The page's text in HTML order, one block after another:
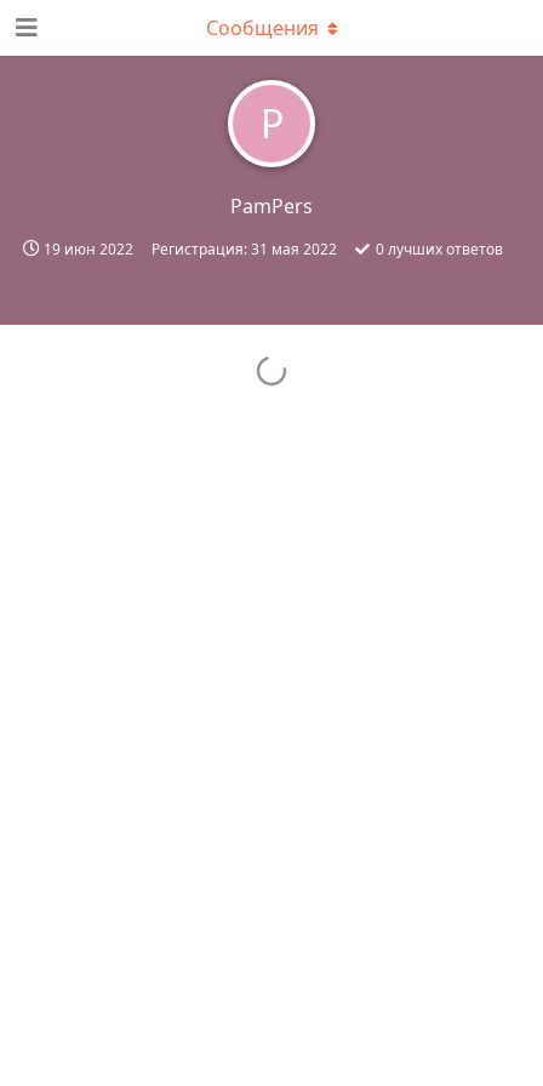
P
PamPers
19 июн 2022 Регистрация:31 мая 2022 0лучших ответов
Сообщения